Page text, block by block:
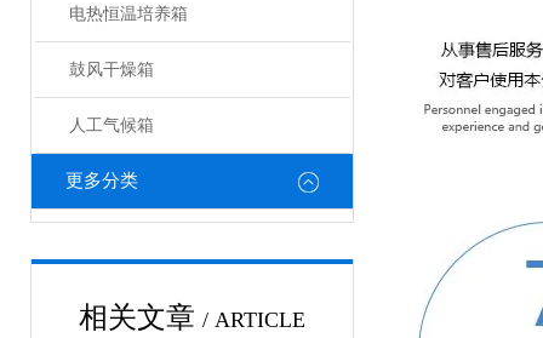
电热恒温培养箱
鼓风干燥箱
人工气候箱
更多分类
相关文章 / ARTICLE